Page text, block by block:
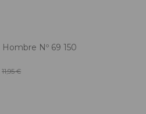
Nº 69 150
11,95 €